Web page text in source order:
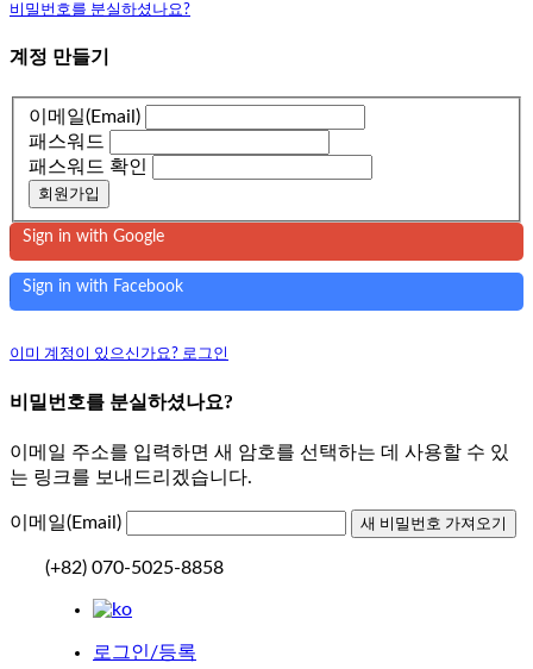
비밀번호를 분실하셨나요?
계정 만들기
이메일(Email)
패스워드
패스워드 확인
회원가입
Sign in with Google
Sign in with Facebook
이미 계정이 있으신가요? 로그인
비밀번호를 분실하셨나요?
이메일 주소를 입력하면 새 암호를 선택하는 데 사용할 수 있
는 링크를 보내드리겠습니다.
이메일(Email)
(+82) 070-5025-8858
로그인/등록